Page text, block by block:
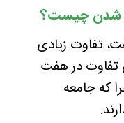
شدن چیست؟
تفاوت زیادی
تفاوت در هفت
که جامعه